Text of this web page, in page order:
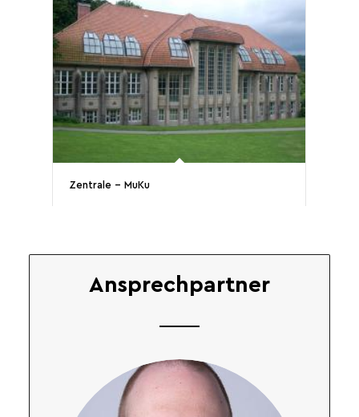
Zentrale – MuKu
Ansprechpartner